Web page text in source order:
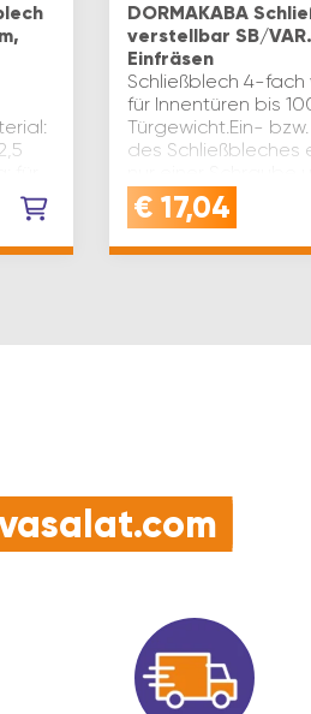
DORMAKABA
verstellbar SB/
Einfräsen
Schließblech 4-
für Innentüren bis
Türgewicht.Ein-
des Schließbleches
bequem vor Ort
Türstock
€ 17,04